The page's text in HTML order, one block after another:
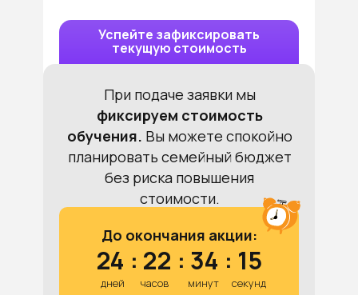
Успейте зафиксировать
текущую стоимость
При подаче заявки мы
фиксируем стоимость
обучения. Вы можете спокойно
планировать семейный бюджет
без риска повышения
стоимости.
До окончания акции:
дней часов минут секунд
24 22 34 14
: : :